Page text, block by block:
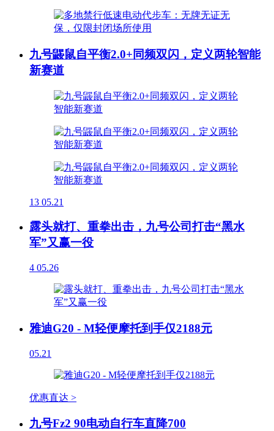
九号鼹鼠自平衡2.0+同频双闪，定义两轮智能
新赛道
13 05.21
露头就打、重拳出击，九号公司打击“黑水
军”又赢一役
4 05.26
雅迪G20 - M轻便摩托到手仅2188元
05.21
优惠直达 >
九号Fz2 90电动自行车直降700